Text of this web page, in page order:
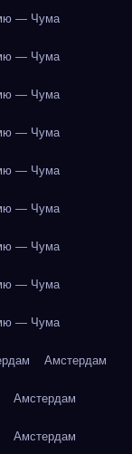
— Чума
— Чума
— Чума
— Чума
— Чума
— Чума
— Чума
— Чума
— Чума
Амстердам
Амстердам
Амстердам